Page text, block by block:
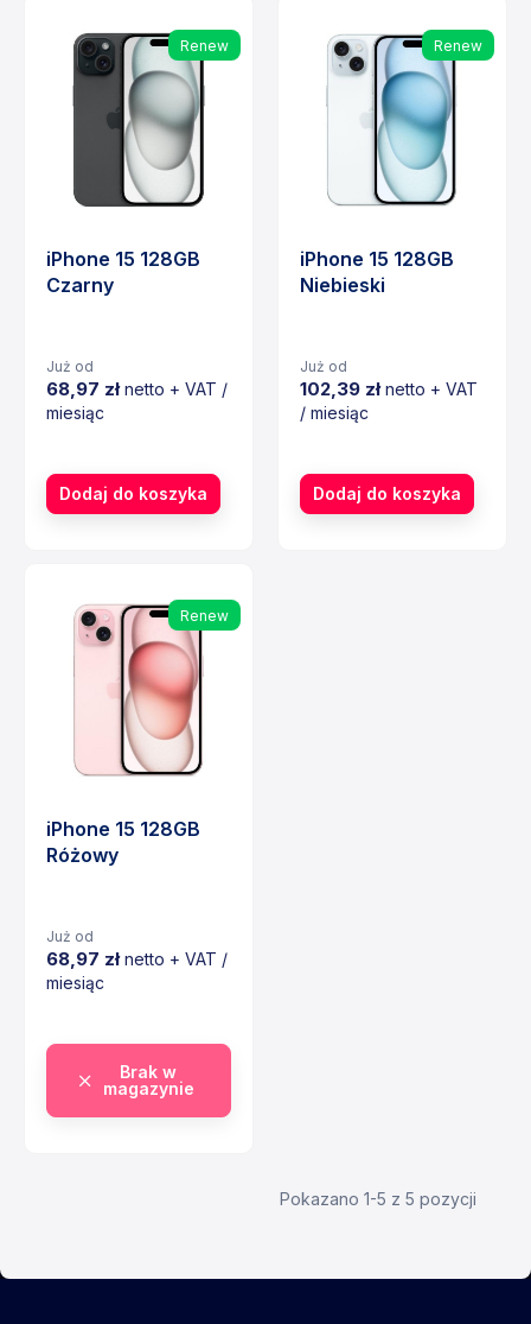
Renew
iPhone 15 128GB
Czarny
Już od
68,97 złnetto + VAT /
miesiąc
Dodaj do koszyka
Renew
iPhone 15 128GB
Niebieski
Już od
102,39 złnetto + VAT
/ miesiąc
Dodaj do koszyka
Renew
iPhone 15 128GB
Różowy
Już od
68,97 złnetto + VAT /
miesiąc
Brak w
magazynie
Pokazano 1-5 z 5 pozycji